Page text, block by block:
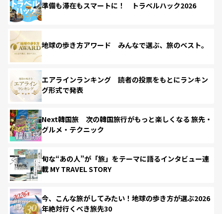
準備も滞在もスマートに！ トラベルハック2026
地球の歩き方アワード みんなで選ぶ、旅のベスト。
エアラインランキング 読者の投票をもとにランキン
グ形式で発表
Next韓国旅 次の韓国旅行がもっと楽しくなる 旅先・
グルメ・テクニック
旬な“あの人”が「旅」をテーマに語るインタビュー連
載 MY TRAVEL STORY
今、こんな旅がしてみたい！地球の歩き方が選ぶ2026
年絶対行くべき旅先30